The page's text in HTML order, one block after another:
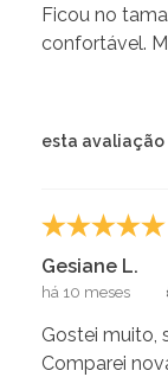
Ficou no
confortável.
esta
Gesiane L.
há 10 meses
Gostei muito,
Comparei